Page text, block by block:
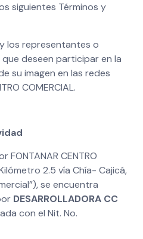
siguientes Términos y
los representantes o
deseen participar en la
su imagen en las redes
COMERCIAL.
CENTRO
2.5 vía Chía- Cajicá,
se encuentra
DESARROLLADORA CC
con el Nit. No.